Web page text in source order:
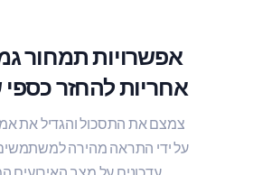
אפשרויות תמחור
אחריות להחזר כספי של
צמצם את התסכול והגדיל את
על ידי התראה מהירה